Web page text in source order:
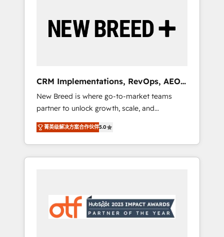
by Globalia’s technical development team. -
19 HubSpot-certified trainers to drive
deployment of Breeze AI and custom agents
to automate growth. 🏆 Elite Excellence - 8
platform accreditations and deep HIPAA-
compliance expertise. - A team of 250+
experts dedicated to your resilient growth.
CRM Implementations, RevOps, AEO
+ Web, Demand Gen
New Breed is where go-to-market teams
partner to unlock growth, scale, and
transformation. We help companies activate
HubSpot’s AI-powered customer platform
and operationalize HubSpot’s Loop
Marketing framework through expert-led
Hubs to your buyer journey for clean data,
scalability, & reporting. 🎯Demand Gen &
菁英级解决方案合作伙伴5.0